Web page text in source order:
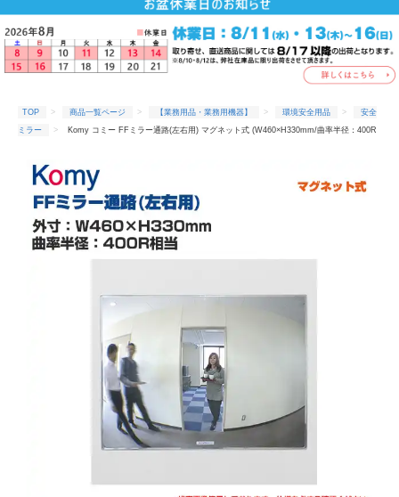
TOP 商品一覧ページ 【業務用品・業務用機器】 環境安全用品
安全
ミラー
Komy コミー FFミラー通路(左右用) マグネット式 (W460×H330mm/曲率半径：400R